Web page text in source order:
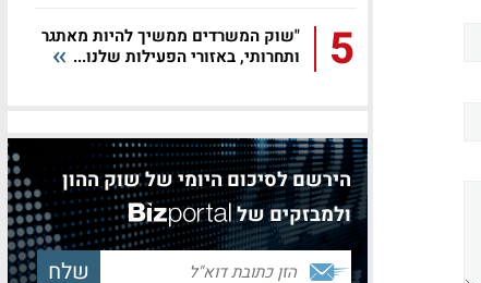
5
"שוק המשרדים ממשיך להיות מאתגר
ותחרותי, באזורי הפעילות שלנו...
הירשם לסיכום היומי של שוק ההון
ולמבזקים של